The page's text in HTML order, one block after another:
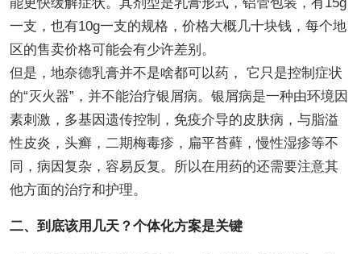
一支，也有10g一支的规格，价格大概几十块钱，每个地
区的售卖价格可能会有少许差别。
但是，地奈德乳膏并不是啥都可以药， 它只是控制症状
的“灭火器”，并不能治疗银屑病。银屑病是一种由环境因
素刺激，多基因遗传控制，免疫介导的皮肤病，与脂溢
性皮炎，头癣，二期梅毒疹，扁平苔藓，慢性湿疹等不
同，病因复杂，容易反复。所以在用药的还需要注意其
他方面的治疗和护理。
二、到底该用几天？个体化方案是关键